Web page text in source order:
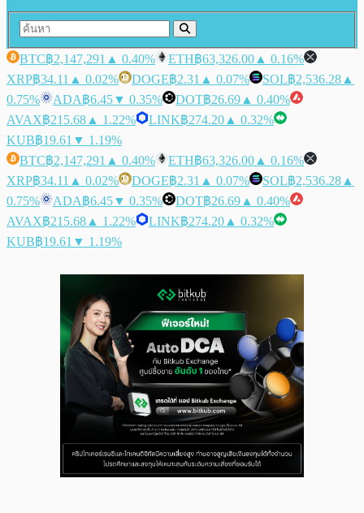
BTC฿2,147,291 ▲ 0.40% ETH฿63,326.00 ▲ 0.16%
XRP฿34.11 ▲ 0.02% DOGE฿2.31 ▲ 0.07% SOL฿2,536.28 ▲
0.75%
ADA฿6.45▼ 0.35% DOT฿26.69 ▲ 0.40%
AVAX฿215.68 ▲ 1.22% LINK฿274.20 ▲ 0.32%
KUB฿19.61 ▼ 1.19%
BTC฿2,147,291 ▲ 0.40% ETH฿63,326.00 ▲ 0.16%
XRP฿34.11 ▲ 0.02% DOGE฿2.31 ▲ 0.07% SOL฿2,536.28 ▲
0.75%
ADA฿6.45▼ 0.35% DOT฿26.69 ▲ 0.40%
AVAX฿215.68 ▲ 1.22% LINK฿274.20 ▲ 0.32%
KUB฿19.61 ▼ 1.19%